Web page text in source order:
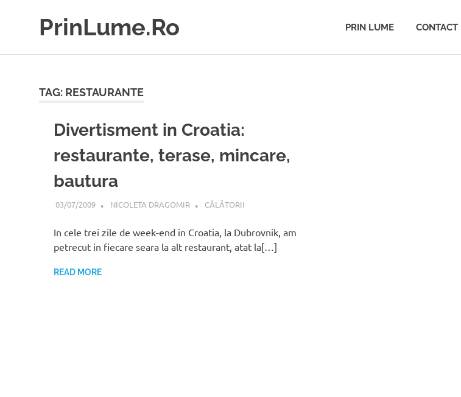
PrinLume.Ro
călătorii
prin
România
PRIN LUME CONTACT
TAG: RESTAURANTE
Divertisment in Croatia:
restaurante, terase, mincare,
bautura
03/07/2009 NICOLETA DRAGOMIR CĂLĂTORII
In cele trei zile de week-end in Croatia, la Dubrovnik, am
petrecut in fiecare seara la alt restaurant, atat la[…]
READ MORE